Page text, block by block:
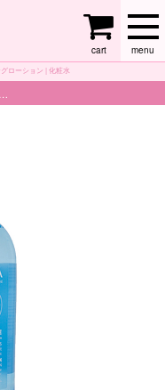
menu
cart
ローション | 化粧水